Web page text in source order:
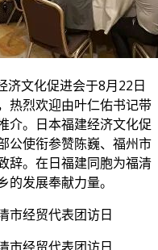
济文化促进会于8月22日
热烈欢迎由叶仁佑书记带
介。日本福建经济文化促
公使衔参赞陈巍、福州市
辞。在日福建同胞为福清
发展奉献力量。